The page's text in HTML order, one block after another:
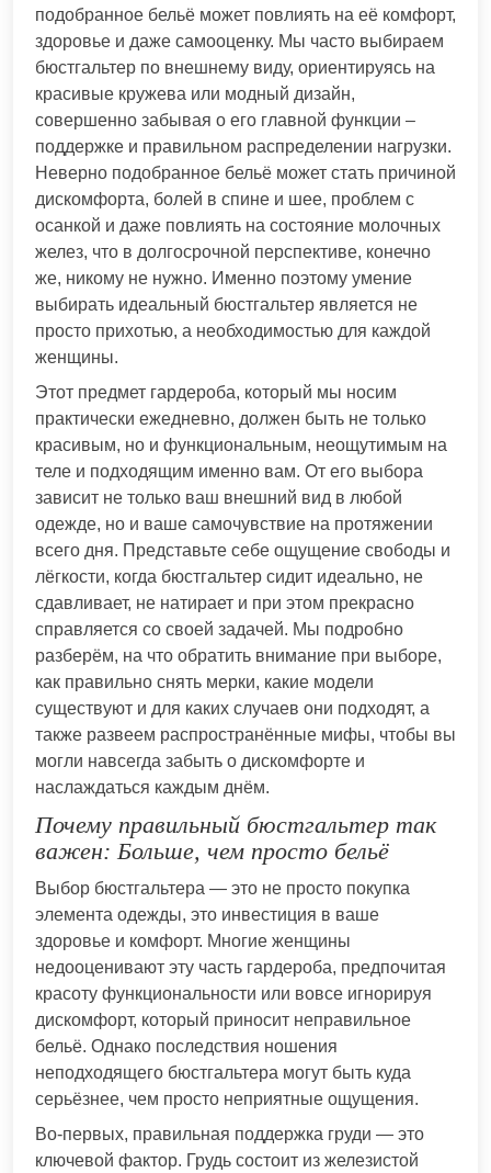
подобранное бельё может повлиять на её комфорт,
здоровье и даже самооценку. Мы часто выбираем
бюстгальтер по внешнему виду, ориентируясь на
красивые кружева или модный дизайн,
совершенно забывая о его главной функции –
поддержке и правильном распределении нагрузки.
Неверно подобранное бельё может стать причиной
дискомфорта, болей в спине и шее, проблем с
осанкой и даже повлиять на состояние молочных
желез, что в долгосрочной перспективе, конечно
же, никому не нужно. Именно поэтому умение
выбирать идеальный бюстгальтер является не
просто прихотью, а необходимостью для каждой
женщины.
Этот предмет гардероба, который мы носим
практически ежедневно, должен быть не только
красивым, но и функциональным, неощутимым на
теле и подходящим именно вам. От его выбора
зависит не только ваш внешний вид в любой
одежде, но и ваше самочувствие на протяжении
всего дня. Представьте себе ощущение свободы и
лёгкости, когда бюстгальтер сидит идеально, не
сдавливает, не натирает и при этом прекрасно
справляется со своей задачей. Мы подробно
разберём, на что обратить внимание при выборе,
как правильно снять мерки, какие модели
существуют и для каких случаев они подходят, а
также развеем распространённые мифы, чтобы вы
могли навсегда забыть о дискомфорте и
наслаждаться каждым днём.
Почему правильный бюстгальтер так
важен: Больше, чем просто бельё
Выбор бюстгальтера — это не просто покупка
элемента одежды, это инвестиция в ваше
здоровье и комфорт. Многие женщины
недооценивают эту часть гардероба, предпочитая
красоту функциональности или вовсе игнорируя
дискомфорт, который приносит неправильное
бельё. Однако последствия ношения
неподходящего бюстгальтера могут быть куда
серьёзнее, чем просто неприятные ощущения.
Во-первых, правильная поддержка груди — это
ключевой фактор. Грудь состоит из железистой